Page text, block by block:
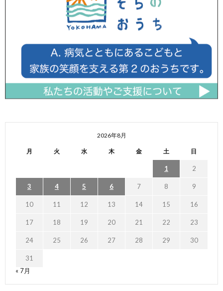
2026年8月
月 火 水 木 金 土 日
1 2
3 4 5 6 7 8 9
10 11 12 13 14 15 16
17 18 19 20 21 22 23
24 25 26 27 28 29 30
31
« 7月